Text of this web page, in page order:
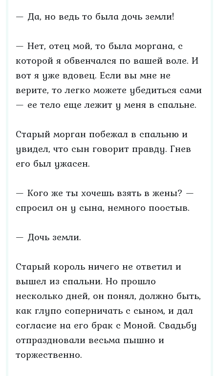
— Да, но ведь то была дочь земли!
— Нет, отец мой, то была моргана, с
которой я обвенчался по вашей воле. И
вот я уже вдовец. Если вы мне не
верите, то легко можете убедиться сами
— ее тело еще лежит у меня в спальне.
Старый морган побежал в спальню и
увидел, что сын говорит правду. Гнев
его был ужасен.
— Кого же ты хочешь взять в жены? —
спросил он у сына, немного поостыв.
— Дочь земли.
Старый король ничего не ответил и
вышел из спальни. Но прошло
несколько дней, он понял, должно быть,
как глупо соперничать с сыном, и дал
согласие на его брак с Моной. Свадьбу
отпраздновали весьма пышно и
торжественно.